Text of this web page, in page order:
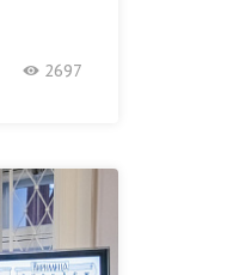
2697